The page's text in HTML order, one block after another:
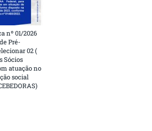
nº 01/2026
Pré-
02 (
Sócios
atuação no
social